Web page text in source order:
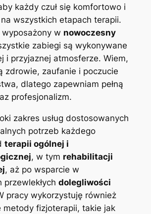
każdy czuł się komfortowo i
wszystkich etapach terapii.
w nowoczesny
zabiegi są wykonywane
i przyjaznej atmosferze. Wiem,
zdrowie, zaufanie i poczucie
dlatego zapewniam pełną
profesjonalizm.
zakres usług dostosowanych
potrzeb każdego
terapii ogólnej i
, w tym rehabilitacji
, aż po wsparcie w
przewlekłych dolegliwości
pracy wykorzystuję również
metody fizjoterapii, takie jak